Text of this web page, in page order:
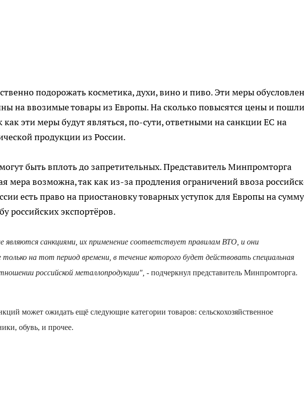
подорожать косметика, духи, вино и пиво. Эти меры
на ввозимые товары из Европы. На сколько повысятся цены и
как эти меры будут являться, по-сути, ответными на санкции ЕС на
продукции из России.
быть вплоть до запретительных. Представитель Минпромторга
мера возможна, так как из-за продления ограничений ввоза
есть право на приостановку товарных уступок для Европы на сумму
российских экспортёров.
являются санкциями, их применение соответствует правилам ВТО, и они
только на тот период времени, в течение которого будет действовать специальная
российской металлопродукции", - подчеркнул представитель Минпромторга.
может ожидать ещё следующие категории товаров: сельскохозяйственное
обувь, и прочее.